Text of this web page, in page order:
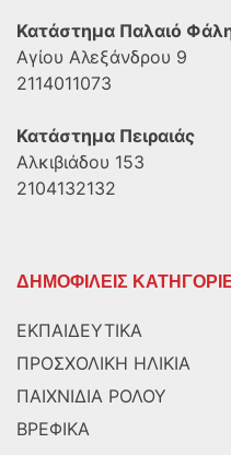
Κατάστημα Παλαιό
Αγίου Αλεξάνδρου 9
2114011073
Κατάστημα Πειραιάς
Αλκιβιάδου 153
2104132132
ΔΗΜΟΦΙΛΕΙΣ
ΕΚΠΑΙΔΕΥΤΙΚΑ
ΠΡΟΣΧΟΛΙΚΗ ΗΛΙΚΙΑ
ΠΑΙΧΝΙΔΙΑ ΡΟΛΟΥ
ΒΡΕΦΙΚΑ